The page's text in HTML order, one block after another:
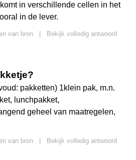
in verschillende cellen in het
in de lever.
van bron
Bekijk volledig antwoord
pakketten) 1klein pak, m.n.
lunchpakket,
geheel van maatregelen,
van bron
Bekijk volledig antwoord